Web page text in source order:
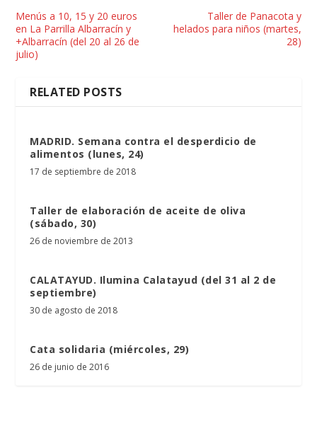
Menús a 10, 15 y 20 euros
en La Parrilla Albarracín y
+Albarracín (del 20 al 26 de
julio)
Taller de Panacota y
helados para niños (martes,
28)
RELATED POSTS
MADRID. Semana contra el desperdicio de
alimentos (lunes, 24)
17 de septiembre de 2018
Taller de elaboración de aceite de oliva
(sábado, 30)
26 de noviembre de 2013
CALATAYUD. Ilumina Calatayud (del 31 al 2 de
septiembre)
30 de agosto de 2018
Cata solidaria (miércoles, 29)
26 de junio de 2016